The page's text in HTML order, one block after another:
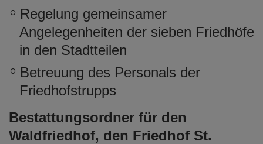
Regelung gemeinsamer
Angelegenheiten der sieben Friedhöfe
in den Stadtteilen
Betreuung des Personals der
Friedhofstrupps
Bestattungsordner für den
Waldfriedhof, den Friedhof St.